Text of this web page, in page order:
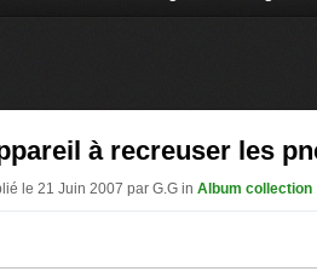
à recreuser les
le 21 Juin 2007 par G.G in Album collection